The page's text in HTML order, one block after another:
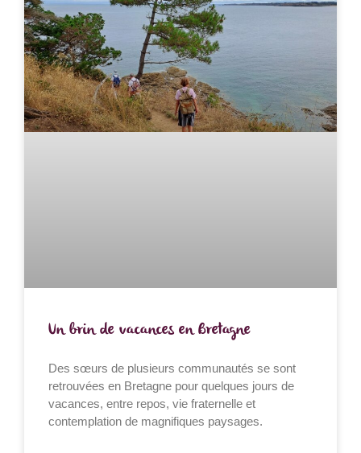
Un brin de vacances en Bretagne
Des sœurs de plusieurs communautés se sont
retrouvées en Bretagne pour quelques jours de
vacances, entre repos, vie fraternelle et
contemplation de magnifiques paysages.